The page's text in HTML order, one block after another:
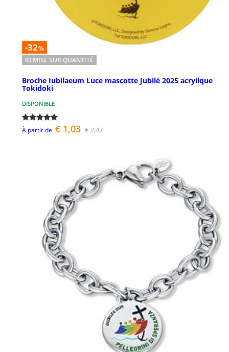
-32%
REMISE SUR QUANTITÉ
Broche Iubilaeum Luce mascotte Jubilé 2025 acrylique
Tokidoki
DISPONIBLE
À partir de € 1,03 € 2,47